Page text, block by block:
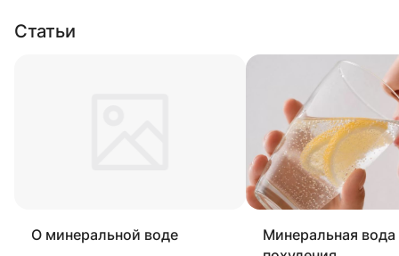
Статьи
О минеральной воде
Минеральная вода